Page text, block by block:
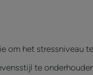
om het stressniveau
te